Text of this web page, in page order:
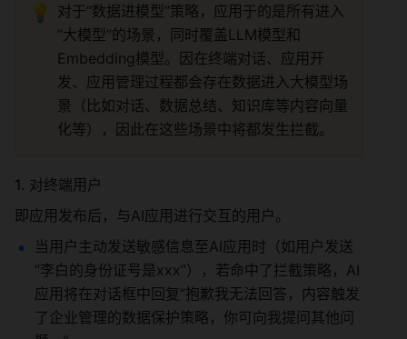
💡
对于“数据进模型”策略，应用于的是所有进入
“大模型”的场景，同时覆盖LLM模型和
Embedding模型。因在终端对话、应用开
发、应用管理过程都会存在数据进入大模型场
景（比如对话、数据总结、知识库等内容向量
化等），因此在这些场景中将都发生拦截。
1. 对终端用户
即应用发布后，与AI应用进行交互的用户。
当用户主动发送敏感信息至AI应用时（如用户发送
“李白的身份证号是xxx”），若命中了拦截策略，AI
应用将在对话框中回复“抱歉我无法回答，内容触发
了企业管理的数据保护策略，你可向我提问其他问